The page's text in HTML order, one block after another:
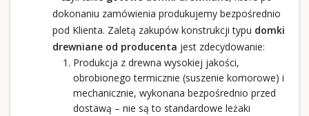
dokonaniu zamówienia produkujemy bezpośrednio
pod Klienta. Zaletą zakupów konstrukcji typu domki
drewniane od producenta jest zdecydowanie:
Produkcja z drewna wysokiej jakości,
obrobionego termicznie (suszenie komorowe) i
mechanicznie, wykonana bezpośrednio przed
dostawą – nie są to standardowe leżaki